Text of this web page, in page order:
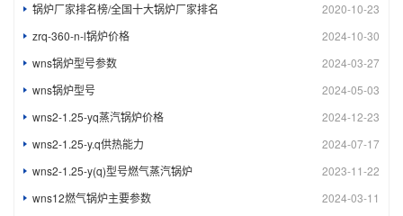
2020-10-23
锅炉厂家排名榜/全国十大锅炉厂家排名
2024-10-30
zrq-360-n-l锅炉价格
2024-03-27
wns锅炉型号参数
2024-05-03
wns锅炉型号
2024-12-23
wns2-1.25-yq蒸汽锅炉价格
2024-07-17
wns2-1.25-y.q供热能力
2023-11-22
wns2-1.25-y(q)型号燃气蒸汽锅炉
2024-03-11
wns12燃气锅炉主要参数